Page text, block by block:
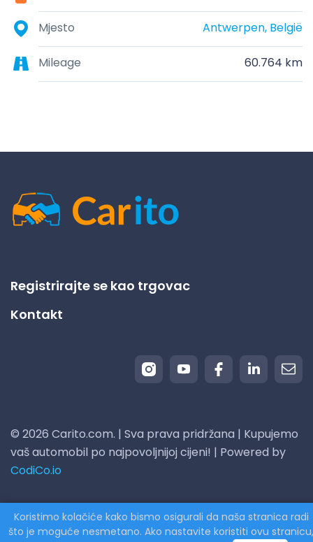
Mjesto Antwerpen, België
Mileage 60.764 km
Registrirajte se kao trgovac
Kontakt
© 2026 Carito.com. | Sva prava pridržana | Kupujemo
vaš automobil po najpovoljnijoj cijeni! | Powered by
CodiCo.io
Koristimo kolačiće kako bismo osigurali da naša stranica radi
što je moguće nesmetano. Ako nastavite koristiti ovu stranicu,